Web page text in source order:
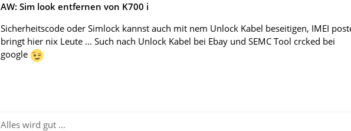
AW: Sim look entfernen von K700 i
Sicherheitscode oder Simlock kannst auch mit nem Unlock Kabel beseitigen, IMEI
bringt hier nix Leute ... Such nach Unlock Kabel bei Ebay und SEMC Tool crcked bei
google
Alles wird gut ...